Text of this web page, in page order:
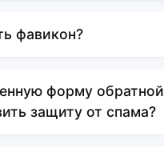
фавикон?
форму обратной
защиту от спама?